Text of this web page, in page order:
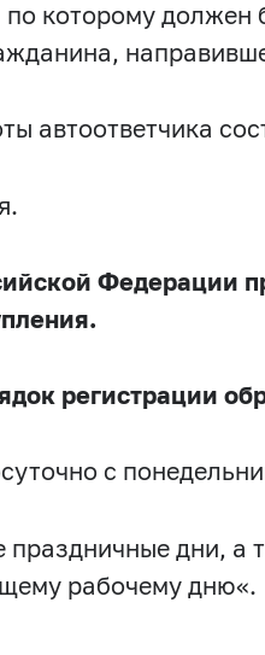
которому должен
автоответчика
Федерации
регистрации
с
дни, а
рабочему дню«.